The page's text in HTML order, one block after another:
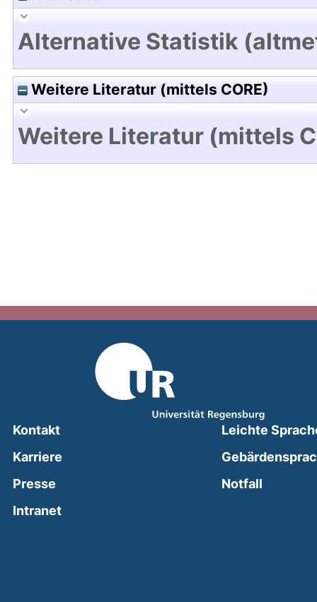
Alternative Statistik
Weitere Literatur (mittels CORE)
Weitere Literatur (mittels
Kontakt
Karriere
Presse
Intranet(external link, opens in a new window)
Leichte
Notfall